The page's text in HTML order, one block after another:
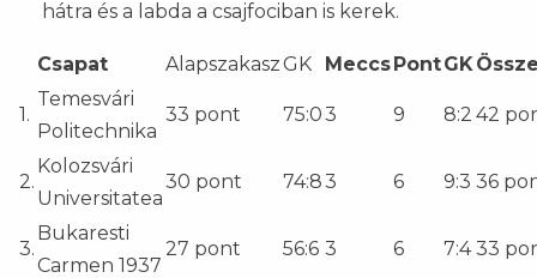
hátra és a labda a csajfociban is kerek.
Csapat AlapszakaszGK MeccsPontGK
1.
Temesvári
Politechnika
33 pont 75:03 9 8:2 42
2.
Kolozsvári
Universitatea
30 pont 74:83 6 9:3 36
3.
Bukaresti
Carmen 1937
27 pont 56:6 3 6 7:4 33